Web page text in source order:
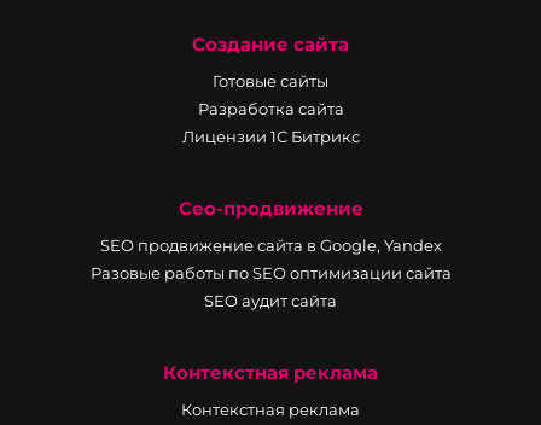
Создание сайта
Готовые сайты
Разработка сайта
Лицензии 1С Битрикс
Сео-продвижение
SEO продвижение сайта в Google, Yandex
Разовые работы по SEO оптимизации сайта
SEO аудит сайта
Контекстная реклама
Контекстная реклама